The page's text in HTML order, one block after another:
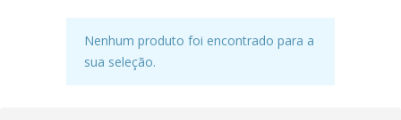
Nenhum produto foi encontrado para a
sua seleção.